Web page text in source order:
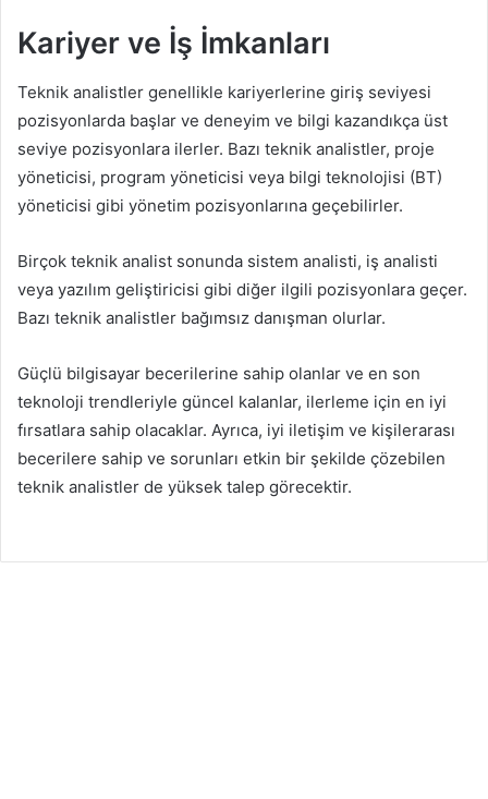
Kariyer ve İş İmkanları
Teknik analistler genellikle kariyerlerine giriş seviyesi
pozisyonlarda başlar ve deneyim ve bilgi kazandıkça üst
seviye pozisyonlara ilerler. Bazı teknik analistler, proje
yöneticisi, program yöneticisi veya bilgi teknolojisi (BT)
yöneticisi gibi yönetim pozisyonlarına geçebilirler.
Birçok teknik analist sonunda sistem analisti, iş analisti
veya yazılım geliştiricisi gibi diğer ilgili pozisyonlara geçer.
Bazı teknik analistler bağımsız danışman olurlar.
Güçlü bilgisayar becerilerine sahip olanlar ve en son
teknoloji trendleriyle güncel kalanlar, ilerleme için en iyi
fırsatlara sahip olacaklar. Ayrıca, iyi iletişim ve kişilerarası
becerilere sahip ve sorunları etkin bir şekilde çözebilen
teknik analistler de yüksek talep görecektir.